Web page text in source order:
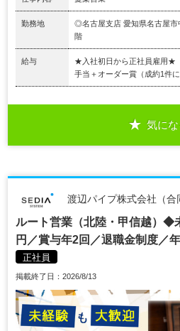
勤務地
◎名古屋支店 愛知県名古屋市
階
給与
★入社初日から正社員雇用★
手当＋オーダー賞（成約1件に
気にな
渡辺パイプ株式会社（合
ルート営業（北陸・甲信越）◆
円／賞与年2回／退職金制度／
正社員
掲載終了日：2026/8/13